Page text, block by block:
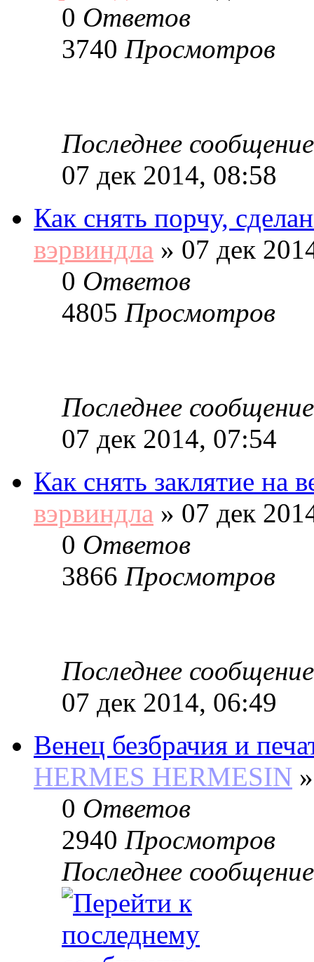
0 Ответов
3740 Просмотров
Последнее сообщение
07 дек 2014, 08:58
Как снять порчу,
вэрвиндла » 07 дек
0 Ответов
4805 Просмотров
Последнее сообщение
07 дек 2014, 07:54
Как снять заклятие на
вэрвиндла » 07 дек
0 Ответов
3866 Просмотров
Последнее сообщение
07 дек 2014, 06:49
Венец безбрачия и
HERMES HERMESIN »
0 Ответов
2940 Просмотров
Последнее сообщение